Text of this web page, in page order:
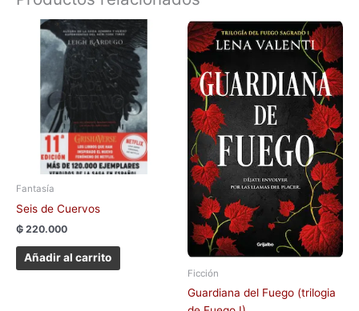
Fantasía
Seis de Cuervos
₲ 220.000
Añadir al carrito
Ficción
Guardiana del Fuego (trilogia